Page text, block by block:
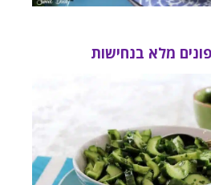
מלא בנחישות